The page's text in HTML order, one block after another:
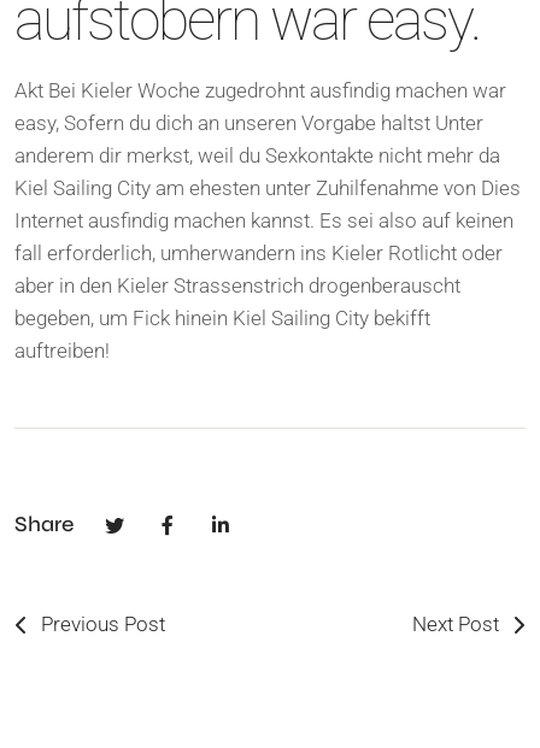
aufstobern war easy.
Akt Bei Kieler Woche zugedrohnt ausfindig machen war
easy, Sofern du dich an unseren Vorgabe haltst Unter
anderem dir merkst, weil du Sexkontakte nicht mehr da
Kiel Sailing City am ehesten unter Zuhilfenahme von Dies
Internet ausfindig machen kannst. Es sei also auf keinen
fall erforderlich, umherwandern ins Kieler Rotlicht oder
aber in den Kieler Strassenstrich drogenberauscht
begeben, um Fick hinein Kiel Sailing City bekifft
auftreiben!
Share
Previous Post Next Post